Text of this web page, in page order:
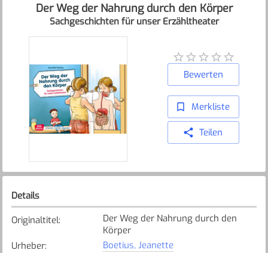
Der Weg der Nahrung durch den Körper
Sachgeschichten für unser Erzähltheater
Bewerten
Merkliste
Teilen
Details
Originaltitel:
Der Weg der Nahrung durch den
Körper
Urheber:
Boetius, Jeanette